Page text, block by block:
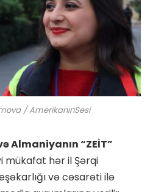
/ AmerikanınSəsi
Almaniyanın “ZEİT”
mükafat hər il Şərqi
və cəsarəti ilə